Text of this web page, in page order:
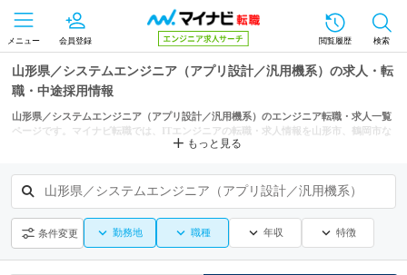
メニュー 会員登録 閲覧履歴 検索
山形県／システムエンジニア（アプリ設計／汎用機系）の求人・転
職・中途採用情報
山形県／システムエンジニア（アプリ設計／汎用機系）のエンジニア転職・求人一覧
ページです。マイナビ転職では、ITエンジニアの転職・求人情報を山形市、鶴岡市な
もっと見る
山形県／システムエンジニア（アプリ設計／汎用機系）
条件変更 勤務地 職種 年収 特徴